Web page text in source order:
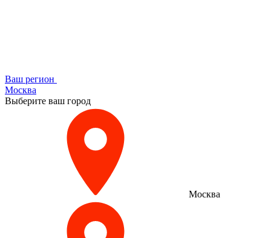
Ваш регион
Москва
Выберите ваш город
Москва